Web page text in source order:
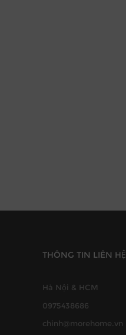
THÔNG TIN LIÊN HỆ
Hà Nội & HCM
0975438686
chinh@morehome.vn